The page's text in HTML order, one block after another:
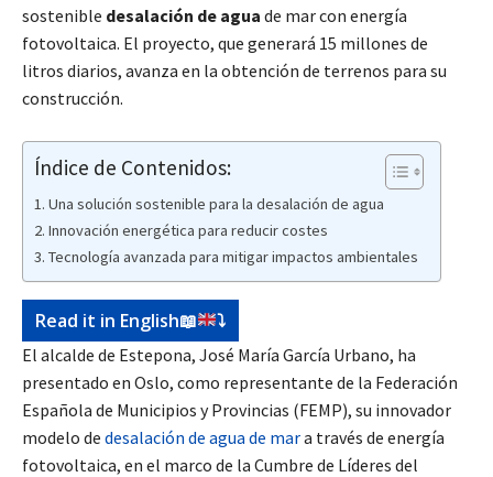
sostenible desalación de agua de mar con energía
fotovoltaica. El proyecto, que generará 15 millones de
litros diarios, avanza en la obtención de terrenos para su
construcción.
Índice de Contenidos:
Una solución sostenible para la desalación de agua
Innovación energética para reducir costes
Tecnología avanzada para mitigar impactos ambientales
Read it in English📖 ⤵️
El alcalde de Estepona, José María García Urbano, ha
presentado en Oslo, como representante de la Federación
Española de Municipios y Provincias (FEMP), su innovador
modelo de desalación de agua de mara través de energía
fotovoltaica, en el marco de la Cumbre de Líderes del